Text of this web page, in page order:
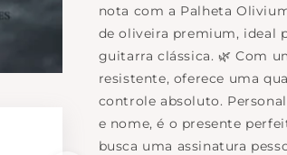
nota com a Palheta
de oliveira premium, ideal
guitarra clássica. 🌿 Com
resistente, oferece uma
controle absoluto.
e nome, é o presente
busca uma assinatura